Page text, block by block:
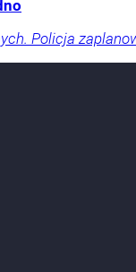
Policja